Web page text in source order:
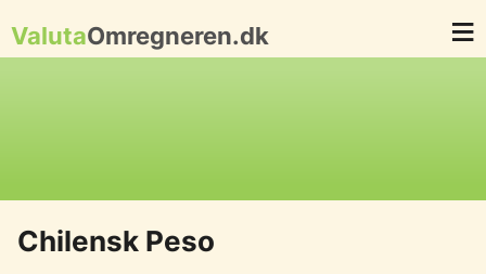
ValutaOmregneren.dk
Chilensk Peso